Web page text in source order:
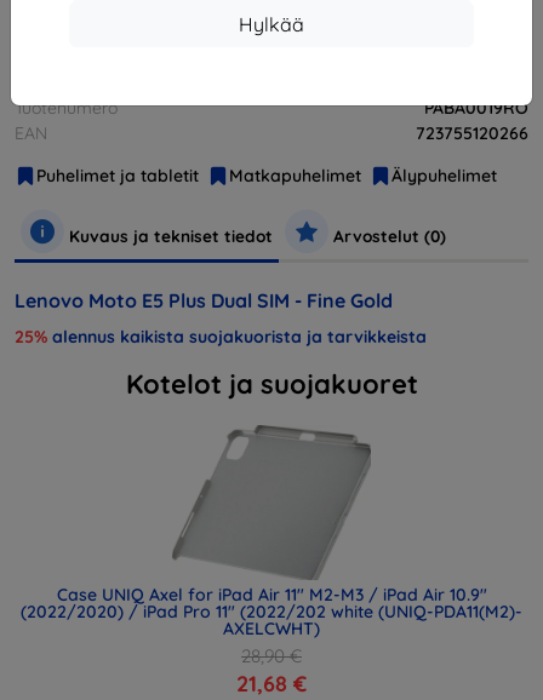
Hylkää
Muut tämän tuotteen vaihtoehdot
Tuotenumero
PABA0019RO
EAN
723755120266
Puhelimet ja tabletit
Matkapuhelimet Älypuhelimet
Kuvaus ja tekniset tiedot Arvostelut (0)
Lenovo Moto E5 Plus Dual SIM - Fine Gold
25% alennus kaikista suojakuorista ja tarvikkeista
Kotelot ja suojakuoret
Case UNIQ Axel for iPad Air 11" M2-M3 / iPad Air 10.9"
(2022/2020) / iPad Pro 11" (2022/202 white (UNIQ-PDA11(M2)-
AXELCWHT)
28,90 €
21,68 €